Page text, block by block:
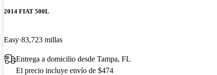
2014 FIAT 500L
Easy 83,723 millas
Entrega a domicilio desde Tampa, FL
El precio incluye envío de $474